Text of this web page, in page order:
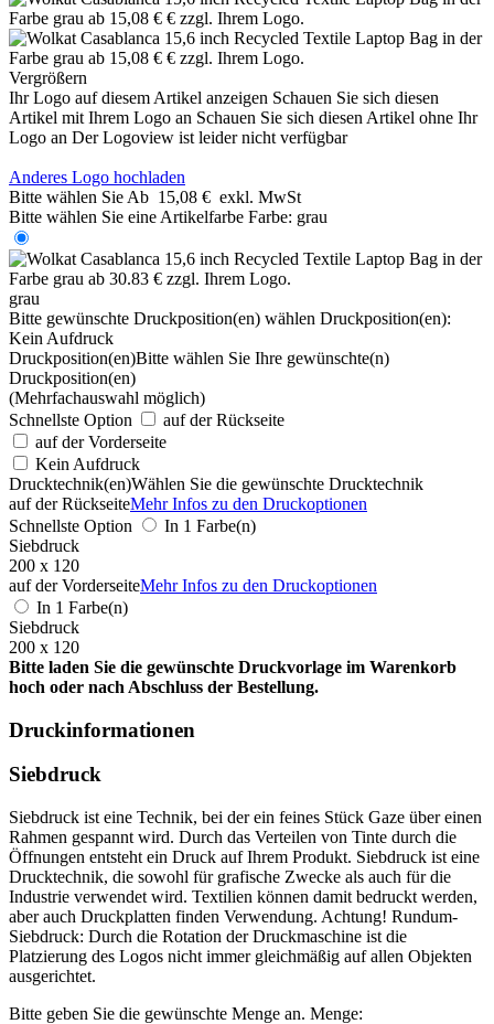
Vergrößern
Ihr Logo auf diesem Artikel anzeigen Schauen Sie sich diesen
Artikel mit Ihrem Logo an Schauen Sie sich diesen Artikel ohne Ihr
Logo an Der Logoview ist leider nicht verfügbar
Anderes Logo hochladen
Bitte wählen Sie Ab 15,08 € exkl. MwSt
Bitte wählen Sie eine Artikelfarbe Farbe: grau
grau
Bitte gewünschte Druckposition(en) wählen Druckposition(en):
Kein Aufdruck
Druckposition(en)Bitte wählen Sie Ihre gewünschte(n)
Druckposition(en)
(Mehrfachauswahl möglich)
Schnellste Option
auf der Rückseite
auf der Vorderseite
Kein Aufdruck
Drucktechnik(en)Wählen Sie die gewünschte Drucktechnik
auf der RückseiteMehr Infos zu den Druckoptionen
Schnellste Option
In 1 Farbe(n)
Siebdruck
200 x 120
auf der VorderseiteMehr Infos zu den Druckoptionen
In 1 Farbe(n)
Siebdruck
200 x 120
Bitte laden Sie die gewünschte Druckvorlage im Warenkorb
hoch oder nach Abschluss der Bestellung.
Druckinformationen
Siebdruck
Siebdruck ist eine Technik, bei der ein feines Stück Gaze über einen
Rahmen gespannt wird. Durch das Verteilen von Tinte durch die
Öffnungen entsteht ein Druck auf Ihrem Produkt. Siebdruck ist eine
Drucktechnik, die sowohl für grafische Zwecke als auch für die
Industrie verwendet wird. Textilien können damit bedruckt werden,
aber auch Druckplatten finden Verwendung. Achtung! Rundum-
Siebdruck: Durch die Rotation der Druckmaschine ist die
Platzierung des Logos nicht immer gleichmäßig auf allen Objekten
ausgerichtet.
Bitte geben Sie die gewünschte Menge an. Menge: